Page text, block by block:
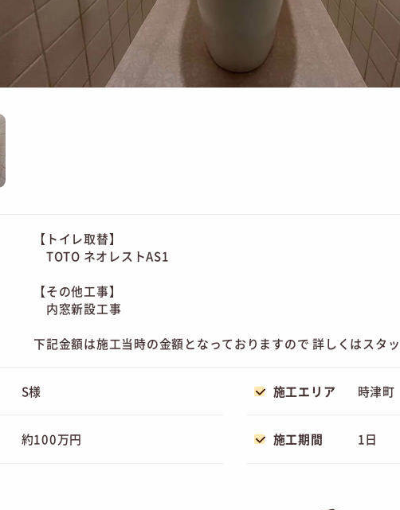
【トイレ取替】
TOTO ネオレストAS1
【その他工事】
内窓新設工事
下記金額は施工当時の金額となっておりますので 詳しくはスタ
S様 施工エリア 時津町
約100万円 施工期間 1日